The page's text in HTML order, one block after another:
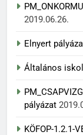
2019.06.26.
Elnyert
Általános
pályázat
KÖFOP-1.2.1-